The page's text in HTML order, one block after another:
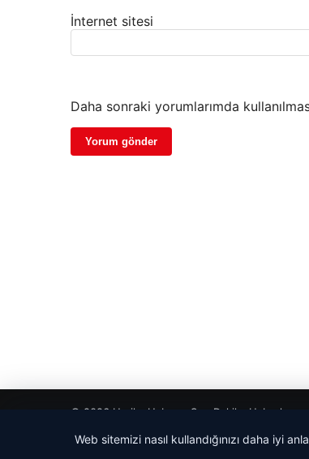
İnternet sitesi
Daha sonraki yorumlarımda
© 2026 Harika Haber – Son Dakika Haberler
Web sitemizi nasıl kullandığınızı daha iyi